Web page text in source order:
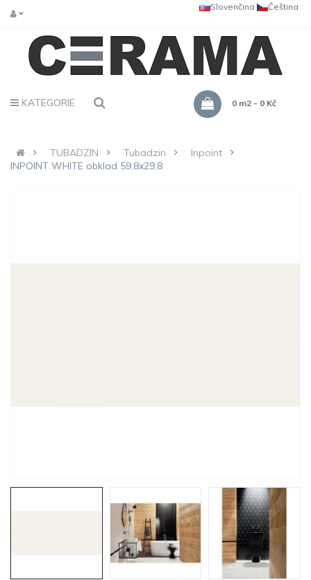
Čeština
Slovenčina
KATEGORIE 0 m2 - 0 Kč
TUBADZIN Tubadzin
Inpoint
INPOINT WHITE obklad 59,8x29,8